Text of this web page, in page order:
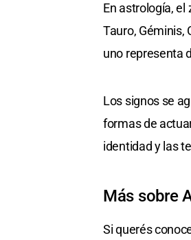
En astrología,
Tauro, Géminis,
uno representa
Los signos se
formas de
identidad y las
Más sobre
Si querés